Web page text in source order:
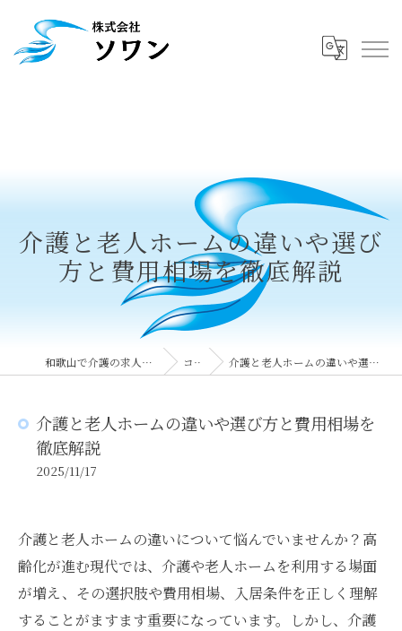
介護と老人ホームの違いや選び
方と費用相場を徹底解説
和歌山で介護の求人なら株式会社ソワン コラム 介護と老人ホームの違いや選び方と費用相場を徹底解説
介護と老人ホームの違いや選び方と費用相場を
徹底解説
2025/11/17
介護と老人ホームの違いについて悩んでいませんか？高
齢化が進む現代では、介護や老人ホームを利用する場面
が増え、その選択肢や費用相場、入居条件を正しく理解
することがますます重要になっています。しかし、介護